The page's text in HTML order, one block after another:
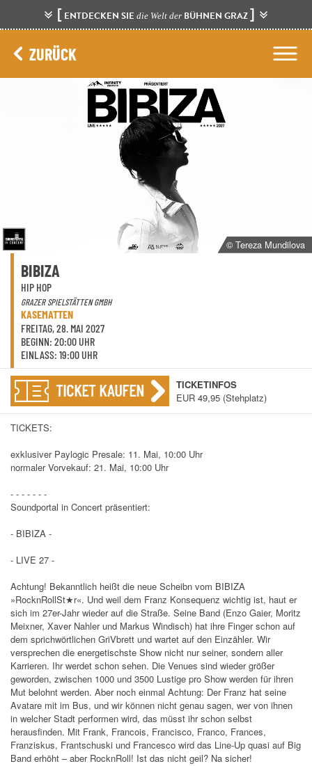
[ ENTDECKEN SIE die Welt der BÜHNEN GRAZ]
ZURÜCK
© Tereza Mundilova
BIBIZA
HIP HOP
GRAZER SPIELSTÄTTEN GMBH
KASEMATTEN
FREITAG, 28. MAI 2027
BEGINN: 20:00 UHR
EINLASS: 19:00 UHR
TICKET KAUFEN
TICKETINFOS
EUR 49,95 (Stehplatz)
TICKETS:
exklusiver Paylogic Presale: 11. Mai, 10:00 Uhr
normaler Vorvekauf: 21. Mai, 10:00 Uhr
- - - - - - -
Soundportal in Concert präsentiert:
- BIBIZA -
- LIVE 27 -
Achtung! Bekanntlich heißt die neue Scheibn vom BIBIZA
»RocknRollSt★r«. Und weil dem Franz Konsequenz wichtig ist, haut er
sich im 27er-Jahr wieder auf die Straße. Seine Band (Enzo Gaier, Moritz
Meixner, Xaver Nahler und Markus Windisch) hat ihre Finger schon auf
dem sprichwörtlichen GriVbrett und wartet auf den Einzähler. Wir
versprechen die energetischste Show nicht nur seiner, sondern aller
Karrieren. Ihr werdet schon sehen. Die Venues sind wieder größer
geworden, zwischen 1000 und 3500 Lustige pro Show werden für ihren
Mut belohnt werden. Aber noch einmal Achtung: Der Franz hat seine
Avatare mit im Bus, und wir können nicht genau sagen, wer von ihnen
in welcher Stadt performen wird, das müsst ihr schon selbst
herausfinden. Mit Frank, Francois, Francisco, Franco, Frances,
Franziskus, Frantschuski und Francesco wird das Line-Up quasi auf Big
Band erhöht – aber RocknRoll! Ist das nicht geil? Na sicher!